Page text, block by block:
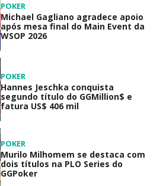
POKER
Michael Gagliano agradece apoio
após mesa final do Main Event da
WSOP 2026
POKER
Hannes Jeschka conquista
segundo título do GGMillion$ e
fatura US$ 406 mil
POKER
Murilo Milhomem se destaca com
dois títulos na PLO Series do
GGPoker